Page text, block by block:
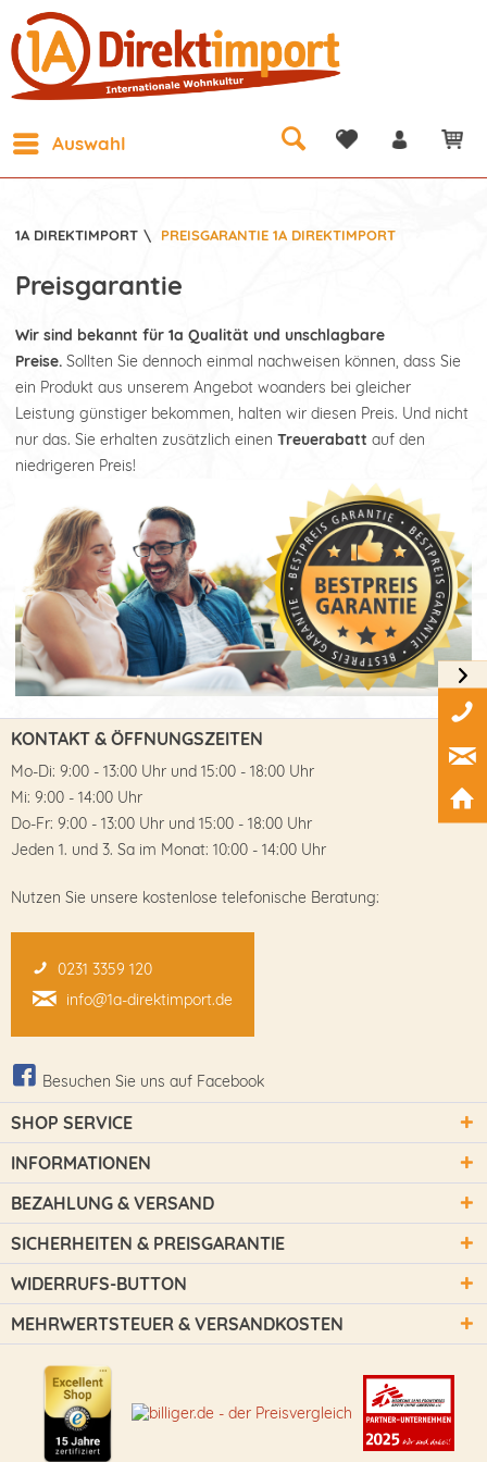
Auswahl
1A DIREKTIMPORT \ PREISGARANTIE 1A DIREKTIMPORT
Preisgarantie
Wir sind bekannt für 1a Qualität und unschlagbare
Preise. Sollten Sie dennoch einmal nachweisen können, dass Sie
ein Produkt aus unserem Angebot woanders bei gleicher
Leistung günstiger bekommen, halten wir diesen Preis. Und nicht
nur das. Sie erhalten zusätzlich einen Treuerabatt auf den
niedrigeren Preis!
KONTAKT & ÖFFNUNGSZEITEN
Mo-Di: 9:00 - 13:00 Uhr und 15:00 - 18:00 Uhr
Mi: 9:00 - 14:00 Uhr
Do-Fr: 9:00 - 13:00 Uhr und 15:00 - 18:00 Uhr
Jeden 1. und 3. Sa im Monat: 10:00 - 14:00 Uhr
Nutzen Sie unsere kostenlose telefonische Beratung:
0231 3359 120
info@1a-direktimport.de
Besuchen Sie uns auf Facebook
SHOP SERVICE
INFORMATIONEN
BEZAHLUNG & VERSAND
SICHERHEITEN & PREISGARANTIE
WIDERRUFS-BUTTON
MEHRWERTSTEUER & VERSANDKOSTEN